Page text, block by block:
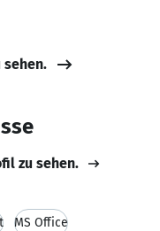
sehen.
zu sehen.
MS Office